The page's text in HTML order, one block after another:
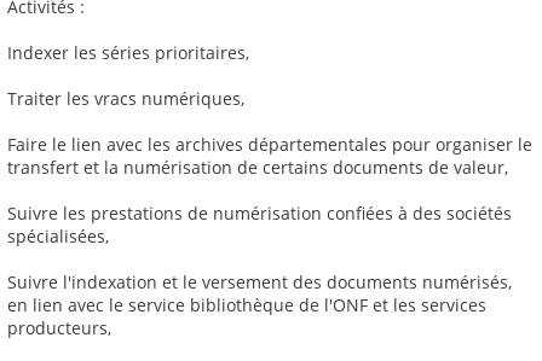
Activités :
Indexer les séries prioritaires,
Traiter les vracs numériques,
Faire le lien avec les archives départementales pour organiser le
transfert et la numérisation de certains documents de valeur,
Suivre les prestations de numérisation confiées à des sociétés
spécialisées,
Suivre l'indexation et le versement des documents numérisés,
en lien avec le service bibliothèque de l'ONF et les services
producteurs,